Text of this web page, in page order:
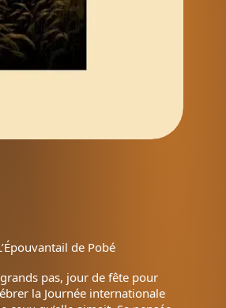
de Pobé
pas, jour de fête pour
la Journée internationale